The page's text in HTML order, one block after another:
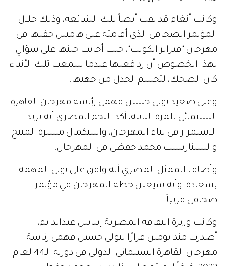
وكانت أنغام قد نفت أيضاً تلك الشائعة، وذلك خلال
المؤتمر الصحافي الذي أقامته على هامش حفلها في
مهرجان "فبراير الكويت"، حيث أجابت حينها على سؤالٍ
بهذا الخصوص أن رد فعلها عندما سمعت تلك الأنباء
كان الضحك، لتحسم الجدل من جهتها.
وعلى صعيد تولي حسين فهمي رئاسة مهرجان القاهرة
السينمائي للمرة الثانية، أكد النجم المصري أنه يريد
الاستمرار في بناء المهرجان، واستكمال مسيرة المنتج
والسيناريست محمد حفظي في المهرجان.
وأضاف الممثل المصري أنه وافق على تولي المهمة
بسعادة، وأنه سيعلن خطة المهرجان في مؤتمر
صحافي قريباً.
وكانت وزيرة الثقافة المصرية إيناس عبدالدايم،
أصدرت منذ يومين قرارًا بتولي حسين فهمي رئاسة
مهرجان القاهرة السينمائي الدولي في دورته الـ44 لعام